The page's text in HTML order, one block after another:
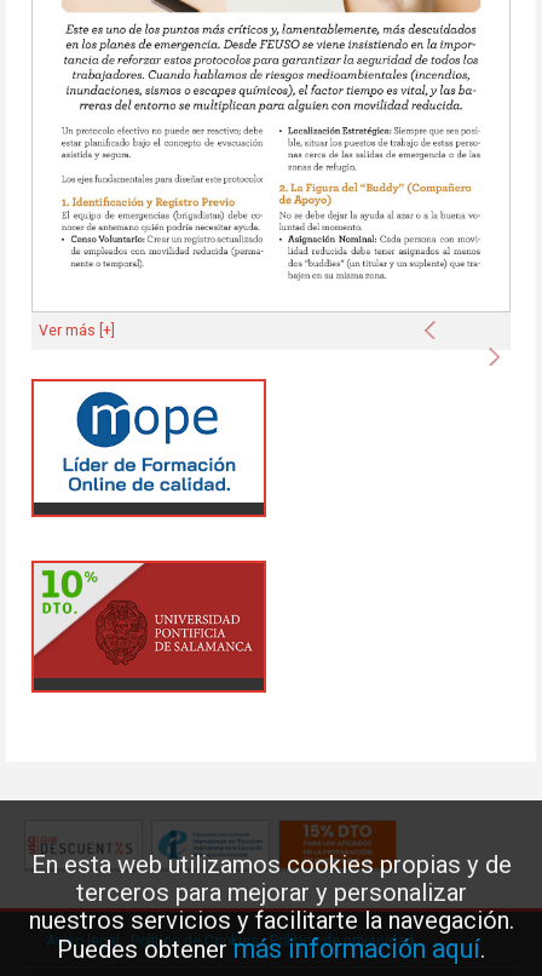
En esta web utilizamos cookies propias y de
terceros para mejorar y personalizar
nuestros servicios y facilitarte la navegación.
Puedes obtenermás información aquí.
Anterior
Ver más [+]
Aviso legal·Política de Cookies·Política de privacidad